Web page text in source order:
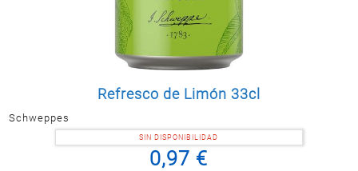
Postal
Refresco de Limón 33cl
Schweppes
SIN DISPONIBILIDAD
0,97 €